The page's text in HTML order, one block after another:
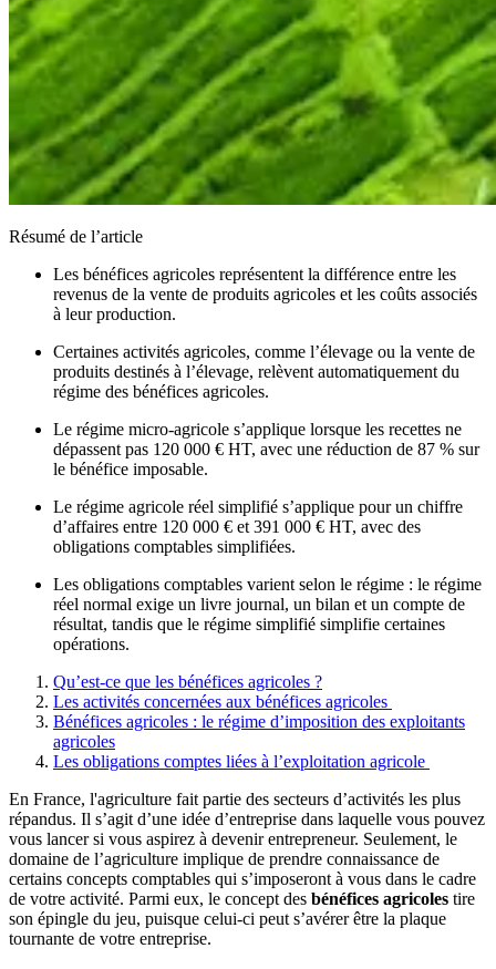
Résumé de l’article
Les bénéfices agricoles représentent la différence entre les
revenus de la vente de produits agricoles et les coûts associés
à leur production.
Certaines activités agricoles, comme l’élevage ou la vente de
produits destinés à l’élevage, relèvent automatiquement du
régime des bénéfices agricoles.
Le régime micro-agricole s’applique lorsque les recettes ne
dépassent pas 120 000 € HT, avec une réduction de 87 % sur
le bénéfice imposable.
Le régime agricole réel simplifié s’applique pour un chiffre
d’affaires entre 120 000 € et 391 000 € HT, avec des
obligations comptables simplifiées.
Les obligations comptables varient selon le régime : le régime
réel normal exige un livre journal, un bilan et un compte de
résultat, tandis que le régime simplifié simplifie certaines
opérations.
Qu’est-ce que les bénéfices agricoles ?
Les activités concernées aux bénéfices agricoles
Bénéfices agricoles : le régime d’imposition des exploitants
agricoles
Les obligations comptes liées à l’exploitation agricole
En France, l'agriculture fait partie des secteurs d’activités les plus
répandus. Il s’agit d’une idée d’entreprise dans laquelle vous pouvez
vous lancer si vous aspirez à devenir entrepreneur. Seulement, le
domaine de l’agriculture implique de prendre connaissance de
certains concepts comptables qui s’imposeront à vous dans le cadre
de votre activité. Parmi eux, le concept des bénéfices agricoles tire
son épingle du jeu, puisque celui-ci peut s’avérer être la plaque
tournante de votre entreprise.